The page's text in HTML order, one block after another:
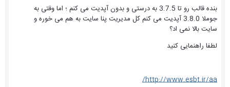
بنده قالب رو تا 3.7.5 به درستی و بدون آپدیت می کنم ؛ اما وقتی به
جوملا 3.8.0 آپدیت می کنم کل مدیریت پنا سایت به هم می خوره و
سایت بالا نمی اد؟
لطفا راهنمایی کنید
http://www.esbt.ir/aa/